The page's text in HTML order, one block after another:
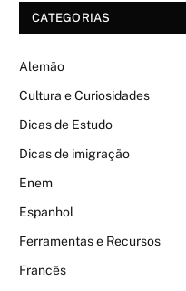
CATEGORIAS
Alemão
Cultura e Curiosidades
Dicas de Estudo
Dicas de imigração
Enem
Espanhol
Ferramentas e Recursos
Francês